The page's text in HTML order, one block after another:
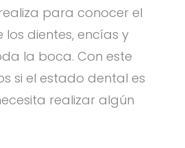
para conocer el
dientes, encías y
la boca. Con este
si el estado dental es
realizar algún